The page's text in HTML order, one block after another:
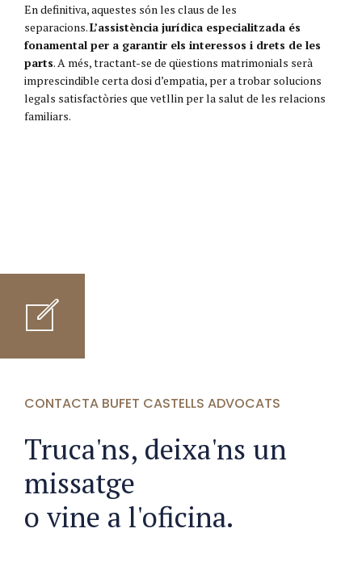
En definitiva, aquestes són les claus de les
separacions.L’assistència jurídica especialitzada és
fonamental per a garantir els interessos i drets de les
parts. A més, tractant-se de qüestions matrimonials serà
imprescindible certa dosi d’empatia, per a trobar solucions
legals satisfactòries que vetllin per la salut de les relacions
familiars.
CONTACTA BUFET CASTELLS ADVOCATS
Truca'ns, deixa'ns un
missatge
o vine a l'oficina.